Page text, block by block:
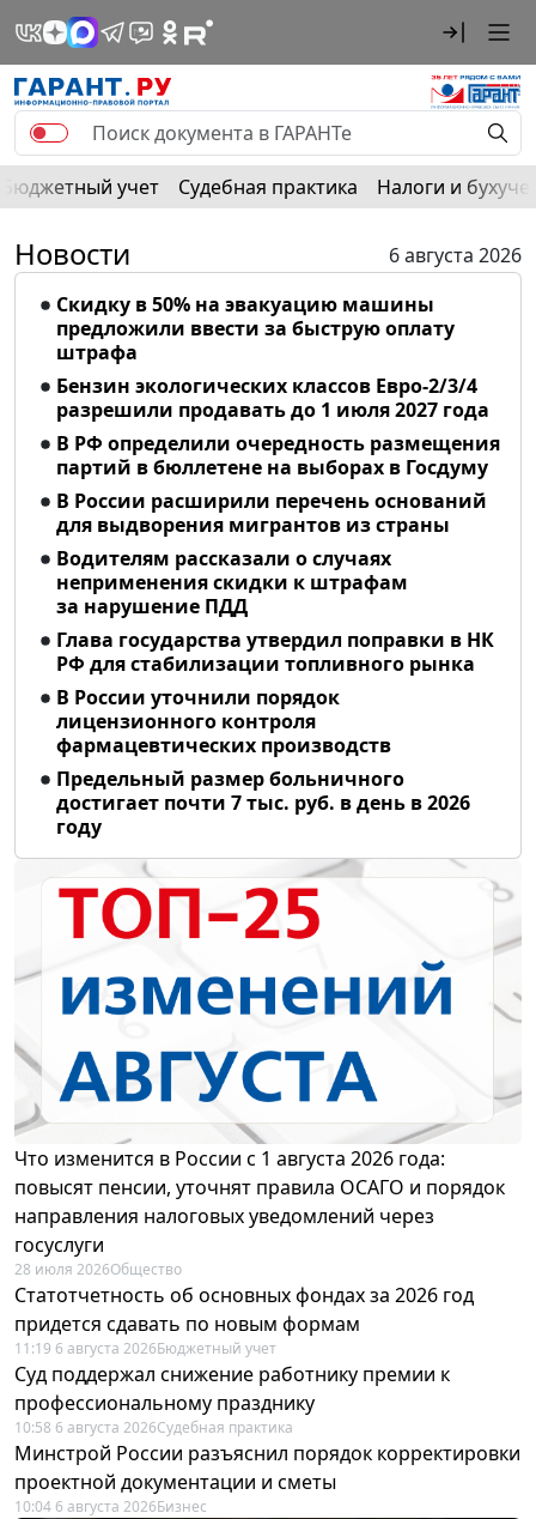
Бюджетный учет Судебная практика Налоги и
Новости
6 августа 2026
Скидку в 50% на эвакуацию машины
предложили ввести за быструю оплату
штрафа
Бензин экологических классов Евро-2/3/4
разрешили продавать до 1 июля 2027 года
В РФ определили очередность размещения
партий в бюллетене на выборах в Госдуму
В России расширили перечень оснований
для выдворения мигрантов из страны
Водителям рассказали о случаях
неприменения скидки к штрафам
за нарушение ПДД
Глава государства утвердил поправки в НК
РФ для стабилизации топливного рынка
В России уточнили порядок
лицензионного контроля
фармацевтических производств
Предельный размер больничного
достигает почти 7 тыс. руб. в день в 2026
году
Что изменится в России с 1 августа 2026 года:
повысят пенсии, уточнят правила ОСАГО и порядок
направления налоговых уведомлений через
госуслуги
28 июля 2026Общество
Статотчетность об основных фондах за 2026 год
придется сдавать по новым формам
11:19 6 августа 2026Бюджетный учет
Суд поддержал снижение работнику премии к
профессиональному празднику
10:58 6 августа 2026Судебная практика
Минстрой России разъяснил порядок корректировки
проектной документации и сметы
10:04 6 августа 2026Бизнес